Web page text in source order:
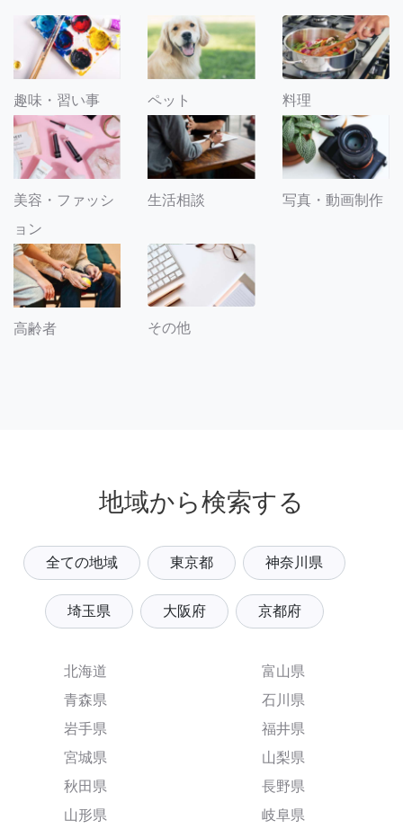
趣味・習い事 ペット 料理
美容・ファッシ
ョン
生活相談 写真・動画制作
高齢者 その他
地域から検索する
全ての地域 東京都 神奈川県
埼玉県 大阪府 京都府
北海道
青森県
岩手県
宮城県
秋田県
山形県
富山県
石川県
福井県
山梨県
長野県
岐阜県